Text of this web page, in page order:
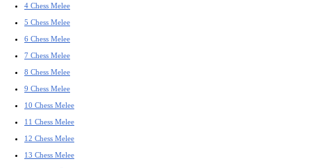
4 Chess Melee
5 Chess Melee
6 Chess Melee
7 Chess Melee
8 Chess Melee
9 Chess Melee
10 Chess Melee
11 Chess Melee
12 Chess Melee
13 Chess Melee